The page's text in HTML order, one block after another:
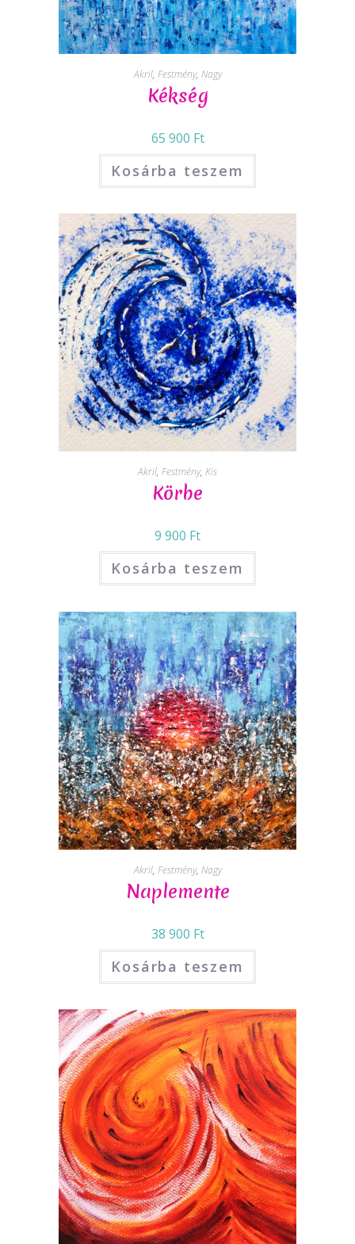
Akril, Festmény, Nagy
Kékség
65 900 Ft
Kosárba teszem
Akril, Festmény, Kis
Körbe
9 900 Ft
Kosárba teszem
Akril, Festmény, Nagy
Naplemente
38 900 Ft
Kosárba teszem